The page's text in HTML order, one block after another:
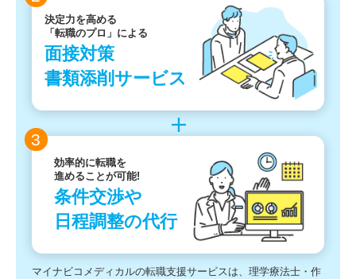
決定力を高める
「転職のプロ」による
面接対策
書類添削サービス
3
効率的に転職を
進めることが可能!
条件交渉や
日程調整の代行
マイナビコメディカルの転職支援サービスは、理学療法士・作